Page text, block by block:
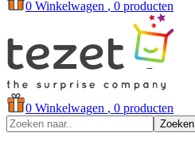
0 Winkelwagen , 0 producten
0 Winkelwagen , 0 producten
Zoeken